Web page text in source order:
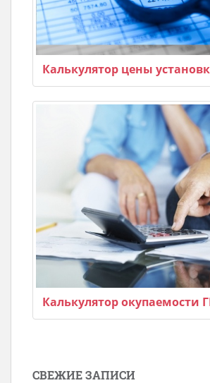
Калькулятор цены
Калькулятор окупаемости
СВЕЖИЕ ЗАПИСИ